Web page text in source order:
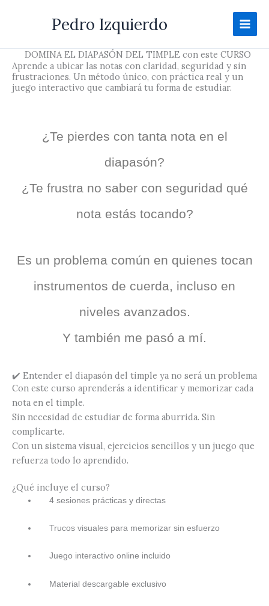
Pedro Izquierdo
DOMINA EL DIAPASÓN DEL TIMPLE con este CURSO
Aprende a ubicar las notas con claridad, seguridad y sin
frustraciones. Un método único, con práctica real y un
juego interactivo que cambiará tu forma de estudiar.
¿Te pierdes con tanta nota en el
diapasón?
¿Te frustra no saber con seguridad qué
nota estás tocando?
Es un problema común en quienes tocan
instrumentos de cuerda, incluso en
niveles avanzados.
Y también me pasó a mí.
✔️ Entender el diapasón del timple ya no será un problema
Con este curso aprenderás a identificar y memorizar cada
nota en el timple.
Sin necesidad de estudiar de forma aburrida. Sin
complicarte.
Con un sistema visual, ejercicios sencillos y un juego que
refuerza todo lo aprendido.
¿Qué incluye el curso?
4 sesiones prácticas y directas
Trucos visuales para memorizar sin esfuerzo
Juego interactivo online incluido
Material descargable exclusivo